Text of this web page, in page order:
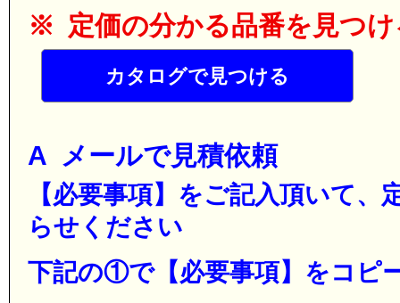
※ 定価の分かる品番を見つけ
カタログで見つける
A メールで見積依頼
【必要事項】をご記入頂いて、
らせください
下記の①で【必要事項】をコピ